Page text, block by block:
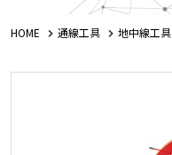
HOME 通線工具 地中線工具